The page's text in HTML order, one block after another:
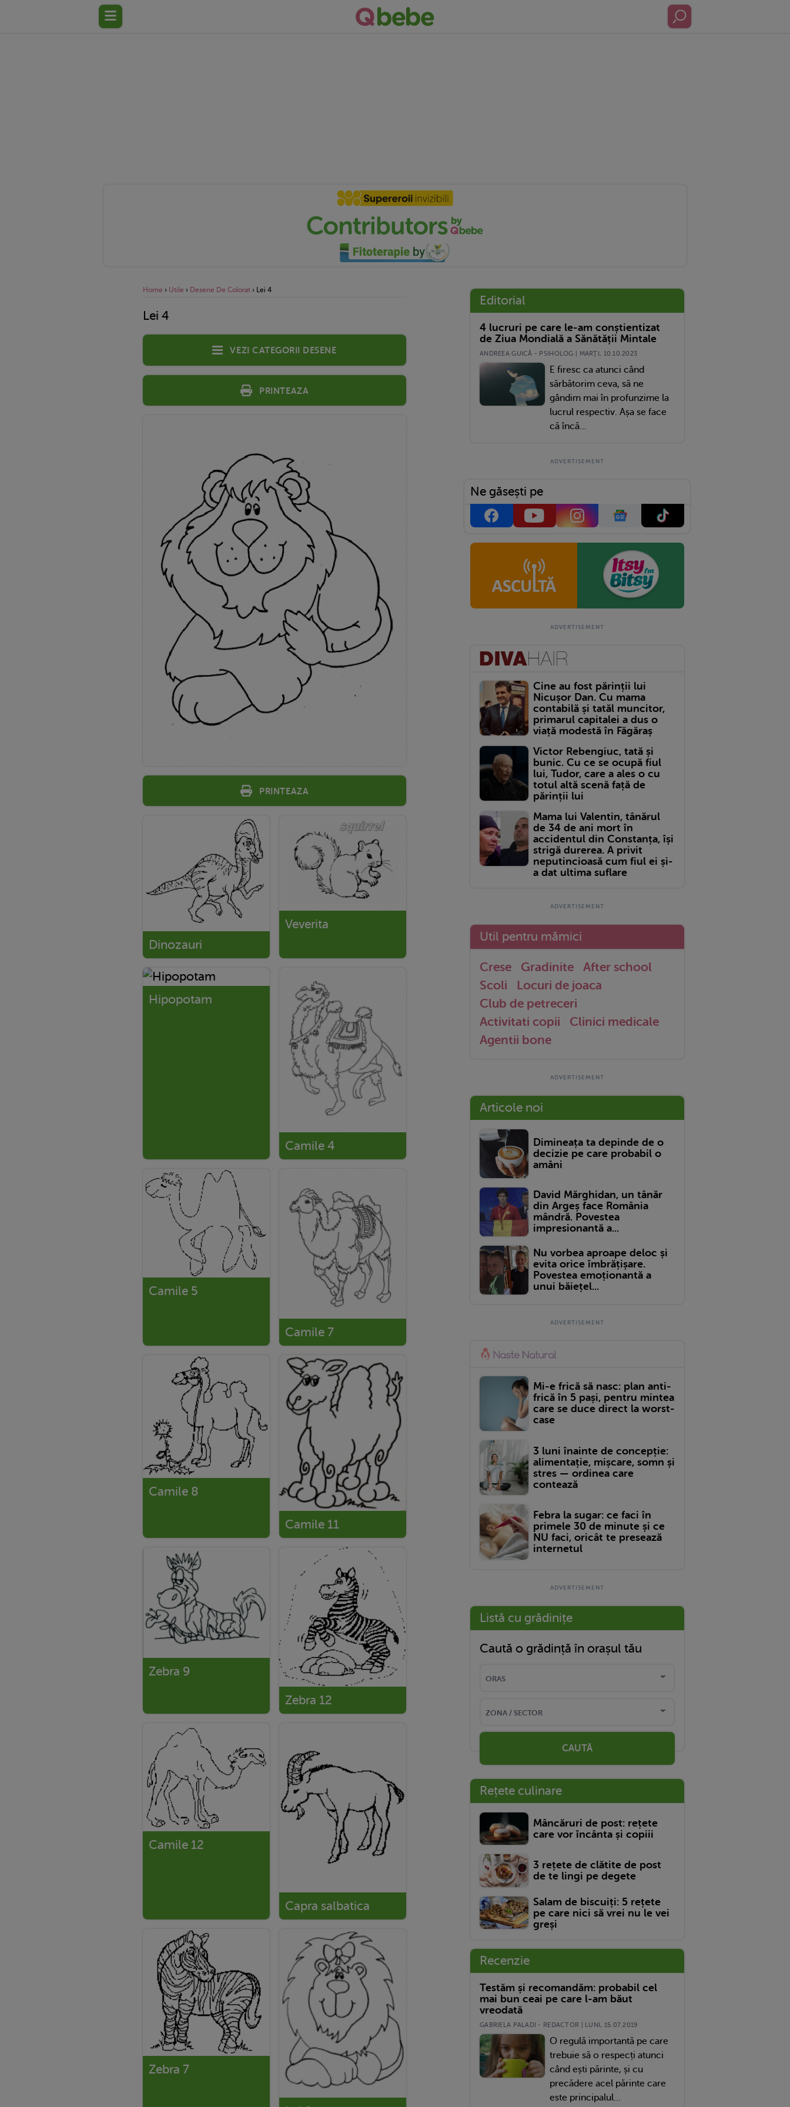
Home › Utile › Desene De Colorat › Lei 4
Lei 4
Vezi categorii desene
Printeaza
Printeaza
Dinozauri
Veverita
Hipopotam
Camile 4
Camile 5
Camile 7
Camile 8
Camile 11
Zebra 9
Zebra 12
Camile 12
Capra salbatica
Zebra 7
Editorial
4 lucruri pe care le-am conștientizat
de Ziua Mondială a Sănătății Mintale
ANDREEA GUICĂ - PSIHOLOG | MARŢI, 10.10.2023
E firesc ca atunci când
sărbătorim ceva, să ne
gândim mai în profunzime la
lucrul respectiv. Așa se face
că încă...
Ne găsești pe
Cine au fost părinții lui
Nicușor Dan. Cu mama
contabilă și tatăl muncitor,
primarul capitalei a dus o
viață modestă în Făgăraș
Victor Rebengiuc, tată și
bunic. Cu ce se ocupă fiul
lui, Tudor, care a ales o cu
totul altă scenă față de
părinții lui
Mama lui Valentin, tânărul
de 34 de ani mort în
accidentul din Constanța, își
strigă durerea. A privit
neputincioasă cum fiul ei și-
a dat ultima suflare
Util pentru mămici
Crese Gradinite
After school
Scoli
Locuri de joaca
Club de petreceri
Activitati copii
Clinici medicale
Agentii bone
Articole noi
Dimineața ta depinde de o
decizie pe care probabil o
amâni
David Mărghidan, un tânăr
din Argeș face România
mândră. Povestea
impresionantă a...
Nu vorbea aproape deloc și
evita orice îmbrățișare.
Povestea emoționantă a
unui băiețel...
Mi-e frică să nasc: plan anti-
frică în 5 pași, pentru mintea
care se duce direct la worst-
case
3 luni înainte de concepție:
alimentație, mișcare, somn și
stres — ordinea care
contează
Febra la sugar: ce faci în
primele 30 de minute și ce
NU faci, oricât te presează
internetul
Listă cu grădinițe
Caută o grădință în orașul tău
CAUTĂ
Rețete culinare
Mâncăruri de post: rețete
care vor încânta și copiii
3 rețete de clătite de post
de te lingi pe degete
Salam de biscuiți: 5 rețete
pe care nici să vrei nu le vei
greși
Recenzie
Testăm și recomandăm: probabil cel
mai bun ceai pe care l-am băut
vreodată
GABRIELA PALADI - REDACTOR | LUNI, 15.07.2019
O regulă importantă pe care
trebuie să o respecți atunci
când ești părinte, și cu
precădere acel părinte care
este principalul...